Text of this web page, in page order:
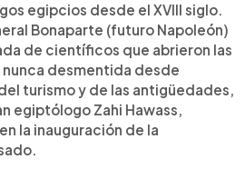
egipcios desde el XVIII siglo.
Bonaparte (futuro Napoleón)
de científicos que abrieron las
nunca desmentida desde
turismo y de las antigüedades,
egiptólogo Zahi Hawass,
la inauguración de la